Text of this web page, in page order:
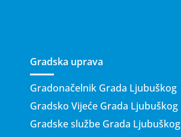
Gradska uprava
Gradonačelnik Grada Ljubuškog
Gradsko Vijeće Grada Ljubuškog
Gradske službe Grada Ljubuškog